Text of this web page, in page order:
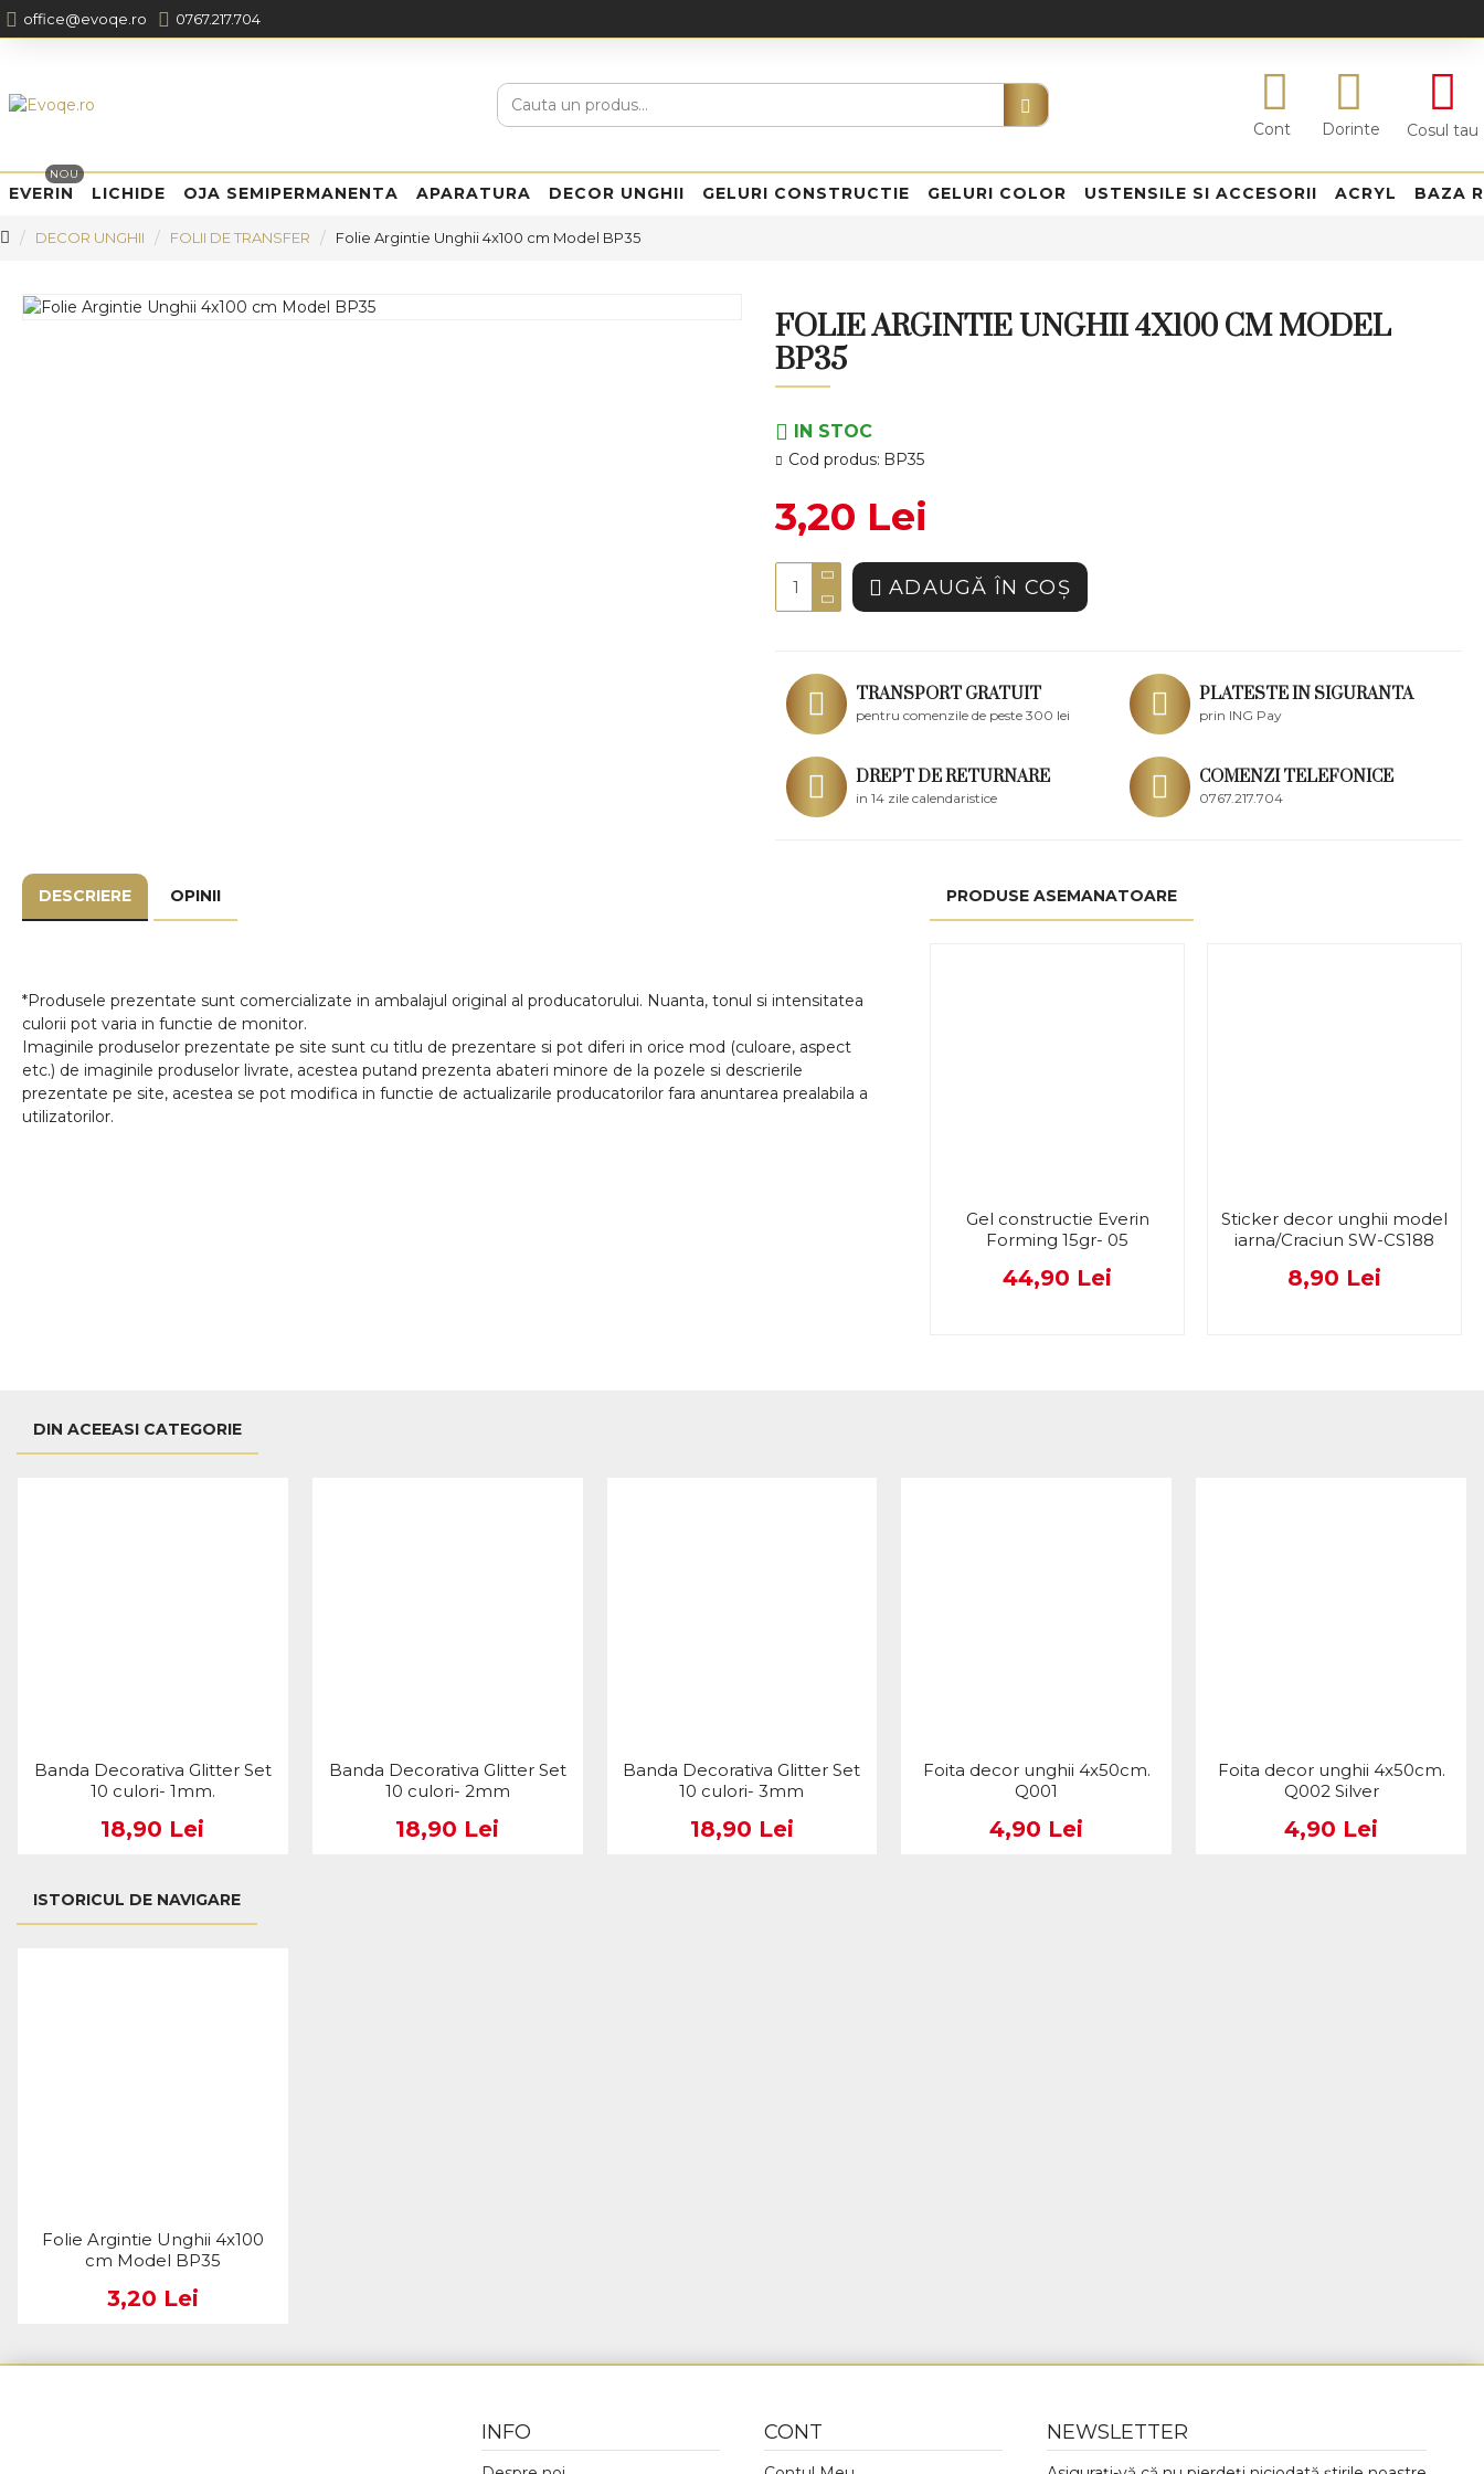
office@evoqe.ro 0767.217.704
Cont Dorinte Cosul tau
EVERIN
NOU
LICHIDE OJA SEMIPERMANENTA APARATURA DECOR UNGHII GELURI CONSTRUCTIE GELURI COLOR USTENSILE SI ACCESORII ACRYL BAZA
DECOR UNGHII FOLII DE TRANSFER Folie Argintie Unghii 4x100 cm Model BP35
FOLIE ARGINTIE UNGHII 4X100 CM MODEL
BP35
IN STOC
Cod produs: BP35
3,20 Lei
ADAUGĂ ÎN COŞ
TRANSPORT GRATUIT
pentru comenzile de peste 300 lei
PLATESTE IN SIGURANTA
prin ING Pay
DREPT DE RETURNARE
in 14 zile calendaristice
COMENZI TELEFONICE
0767.217.704
DESCRIERE OPINII
*Produsele prezentate sunt comercializate in ambalajul original al producatorului. Nuanta, tonul si intensitatea
culorii pot varia in functie de monitor.
Imaginile produselor prezentate pe site sunt cu titlu de prezentare si pot diferi in orice mod (culoare, aspect
etc.) de imaginile produselor livrate, acestea putand prezenta abateri minore de la pozele si descrierile
prezentate pe site, acestea se pot modifica in functie de actualizarile producatorilor fara anuntarea prealabila a
utilizatorilor.
PRODUSE ASEMANATOARE
Gel constructie Everin
Forming 15gr- 05
44,90 Lei
Sticker decor unghii model
iarna/Craciun SW-CS188
8,90 Lei
DIN ACEEASI CATEGORIE
Banda Decorativa Glitter Set
10 culori- 1mm.
18,90 Lei
Banda Decorativa Glitter Set
10 culori- 2mm
18,90 Lei
Banda Decorativa Glitter Set
10 culori- 3mm
18,90 Lei
Foita decor unghii 4x50cm.
Q001
4,90 Lei
Foita decor unghii 4x50cm.
Q002 Silver
4,90 Lei
ISTORICUL DE NAVIGARE
Folie Argintie Unghii 4x100
cm Model BP35
3,20 Lei
INFO CONT NEWSLETTER